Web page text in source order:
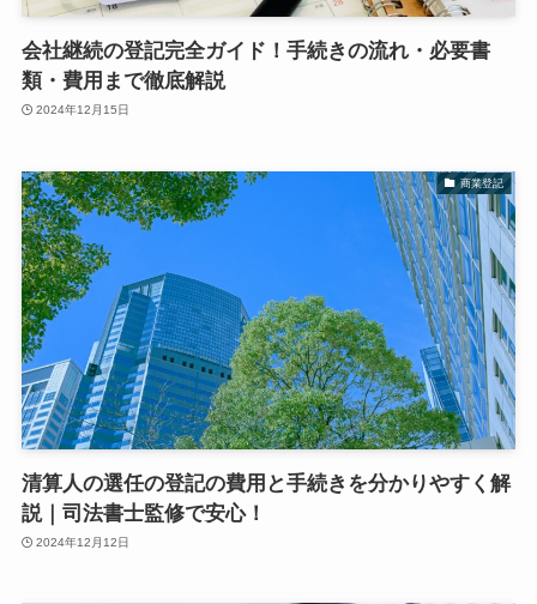
会社継続の登記完全ガイド！手続きの流れ・必要書
類・費用まで徹底解説
2024年12月15日
商業登記
清算人の選任の登記の費用と手続きを分かりやすく解
説｜司法書士監修で安心！
2024年12月12日